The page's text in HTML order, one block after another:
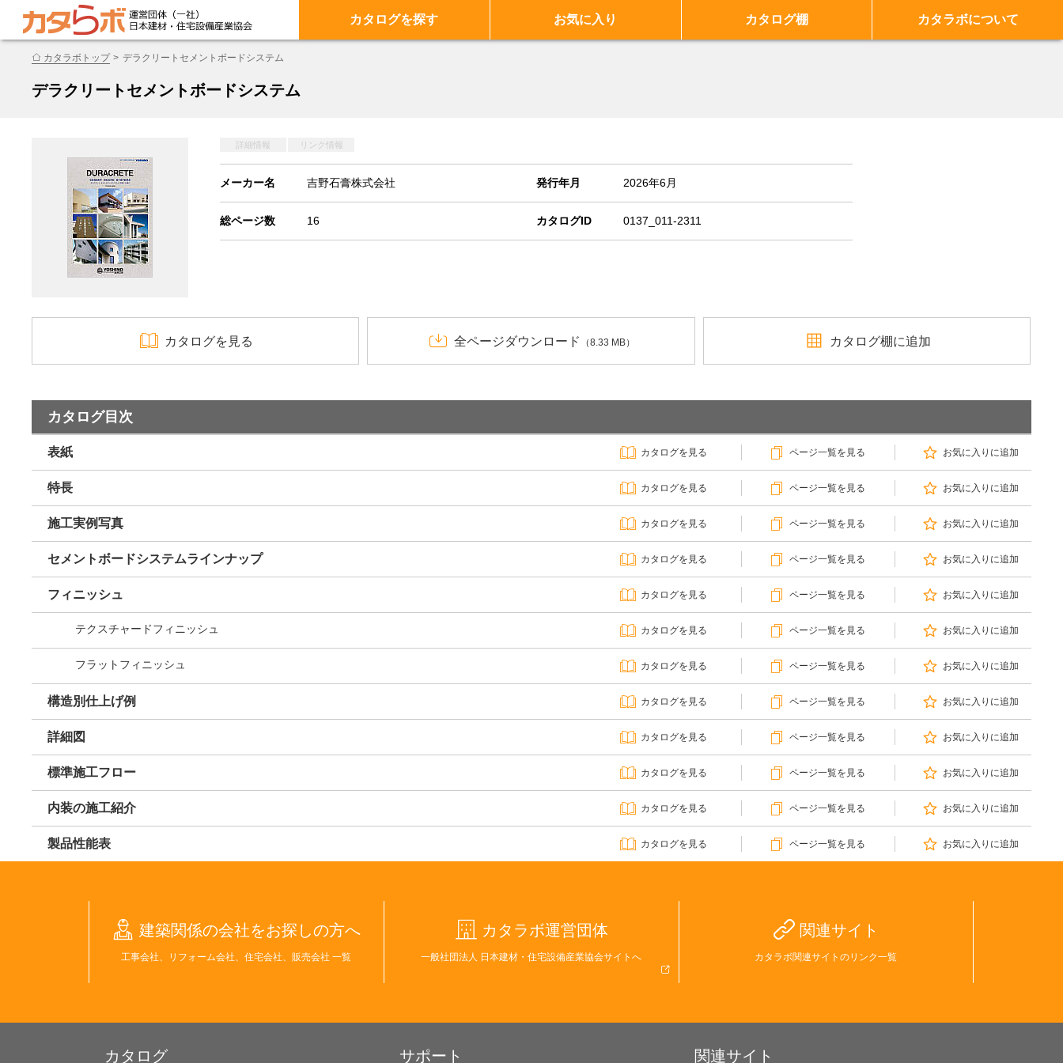
カタログを探す お気に入り カタログ棚 カタラボについて
カタラボトップ デラクリートセメントボードシステム
デラクリートセメントボードシステム
詳細情報 リンク情報
メーカー名 吉野石膏株式会社 発行年月 2026年6月
総ページ数 16 カタログID 0137_011-2311
カタログを見る 全ページダウンロード （8.33 MB） カタログ棚に追加
カタログ目次
表紙 カタログを見る ページ一覧を見る お気に入りに追加
特長 カタログを見る ページ一覧を見る お気に入りに追加
施工実例写真 カタログを見る ページ一覧を見る お気に入りに追加
セメントボードシステムラインナップ カタログを見る ページ一覧を見る お気に入りに追加
フィニッシュ カタログを見る ページ一覧を見る お気に入りに追加
テクスチャードフィニッシュ カタログを見る ページ一覧を見る お気に入りに追加
フラットフィニッシュ カタログを見る ページ一覧を見る お気に入りに追加
構造別仕上げ例 カタログを見る ページ一覧を見る お気に入りに追加
詳細図 カタログを見る ページ一覧を見る お気に入りに追加
標準施工フロー カタログを見る ページ一覧を見る お気に入りに追加
内装の施工紹介 カタログを見る ページ一覧を見る お気に入りに追加
製品性能表 カタログを見る ページ一覧を見る お気に入りに追加
建築関係の会社をお探しの方へ
工事会社、リフォーム会社、住宅会社、販売会社 一覧
カタラボ運営団体
一般社団法人 日本建材・住宅設備産業協会サイトへ
関連サイト
カタラボ関連サイトのリンク一覧
カタログ サポート 関連サイト